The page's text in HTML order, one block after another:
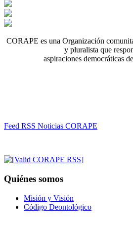
CORAPE es una Organización
y pluralista que
aspiraciones democráticas
Feed RSS Noticias CORAPE
Quiénes somos
Misión y Visión
Código Deontológico